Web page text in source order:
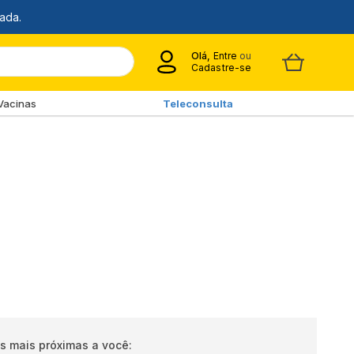
Olá, Entre ou
Cadastre-se
Teleconsulta
mais próximas a você: